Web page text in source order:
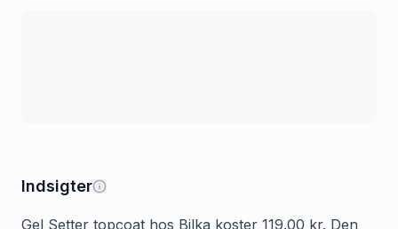
Indsigter
Gel Setter topcoat hos Bilka koster 119.00 kr. Den